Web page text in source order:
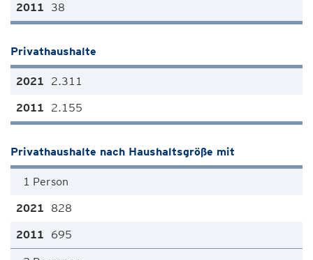
38
Privathaushalte
2.311
2.155
Privathaushalte nach Haushaltsgröße mit
1 Person
828
695